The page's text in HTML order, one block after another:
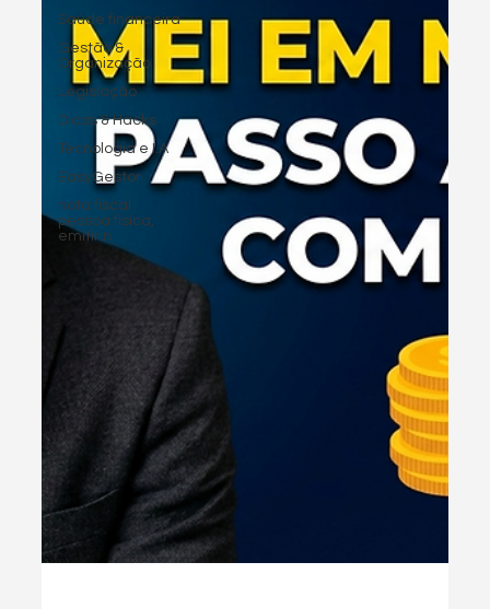
Saúde financeira
Gestão &
Organização
Legislação
Dicas & Hacks
Tecnologia e I.A
EasyGestor
nota fiscal
pessoa fisica,
emitir n